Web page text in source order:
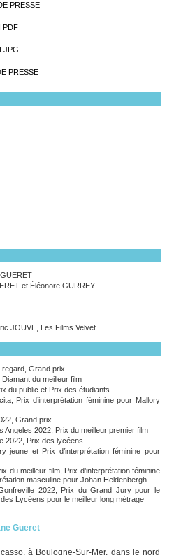
PRESSE
PDF
JPG
PRESSE
et Éléonore GURREY
JOUVE, Les Films Velvet
regard, Grand prix
du meilleur film
du public et Prix des étudiants
Prix d’interprétation féminine pour Mallory
Grand prix
2022, Prix du meilleur premier film
2022, Prix des lycéens
jeune et Prix d’interprétation féminine pour
du meilleur film, Prix d’interprétation féminine
masculine pour Johan Heldenbergh
2022, Prix du Grand Jury pour le
Lycéens pour le meilleur long métrage
Gueret
à Boulogne-Sur-Mer, dans le nord